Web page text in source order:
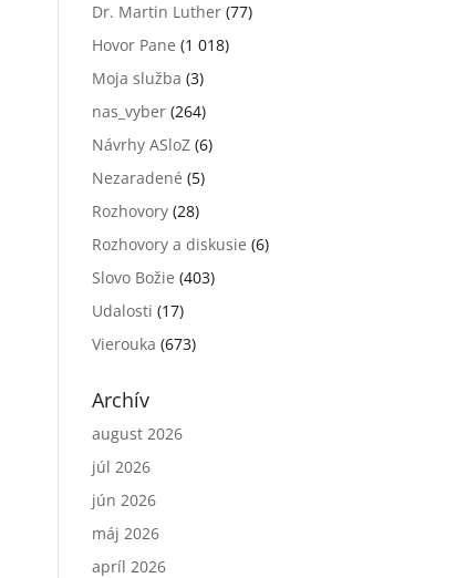
Dr. Martin Luther (77)
Hovor Pane (1 018)
Moja služba (3)
nas_vyber (264)
Návrhy ASloZ (6)
Nezaradené (5)
Rozhovory (28)
Rozhovory a diskusie (6)
Slovo Božie (403)
Udalosti (17)
Vierouka (673)
Archív
august 2026
júl 2026
jún 2026
máj 2026
apríl 2026